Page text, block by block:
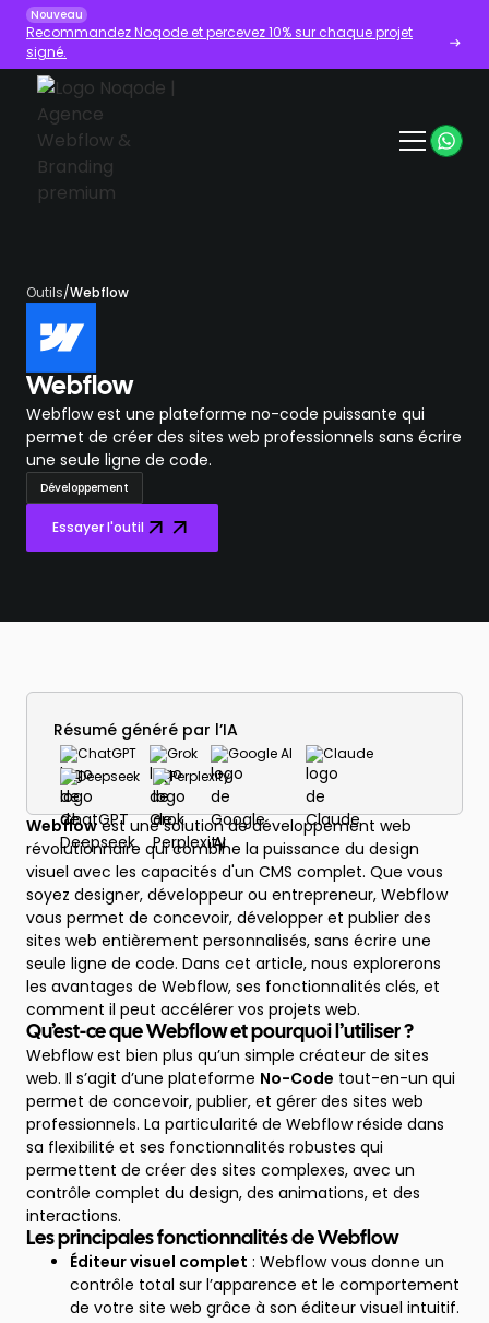
Nouveau
Recommandez Noqode et percevez 10% sur chaque projet
signé.
Outils/Webflow
Webflow
Webflow est une plateforme no-code puissante qui
permet de créer des sites web professionnels sans écrire
une seule ligne de code.
Développement
Essayer l'outil
Résumé généré par l’IA
ChatGPT Grok Google AI
Claude
Deepseek
Perplexity
Webflowest une solution de développement web
révolutionnaire qui combine la puissance du design
visuel avec les capacités d'un CMS complet. Que vous
soyez designer, développeur ou entrepreneur, Webflow
vous permet de concevoir, développer et publier des
sites web entièrement personnalisés, sans écrire une
seule ligne de code. Dans cet article, nous explorerons
les avantages de Webflow, ses fonctionnalités clés, et
comment il peut accélérer vos projets web.
Qu’est-ce que Webflow et pourquoi l’utiliser ?
Webflow est bien plus qu’un simple créateur de sites
web. Il s’agit d’une plateforme No-Code tout-en-un qui
permet de concevoir, publier, et gérer des sites web
professionnels. La particularité de Webflow réside dans
sa flexibilité et ses fonctionnalités robustes qui
permettent de créer des sites complexes, avec un
contrôle complet du design, des animations, et des
interactions.
Les principales fonctionnalités de Webflow
Éditeur visuel complet : Webflow vous donne un
contrôle total sur l’apparence et le comportement
de votre site web grâce à son éditeur visuel intuitif.